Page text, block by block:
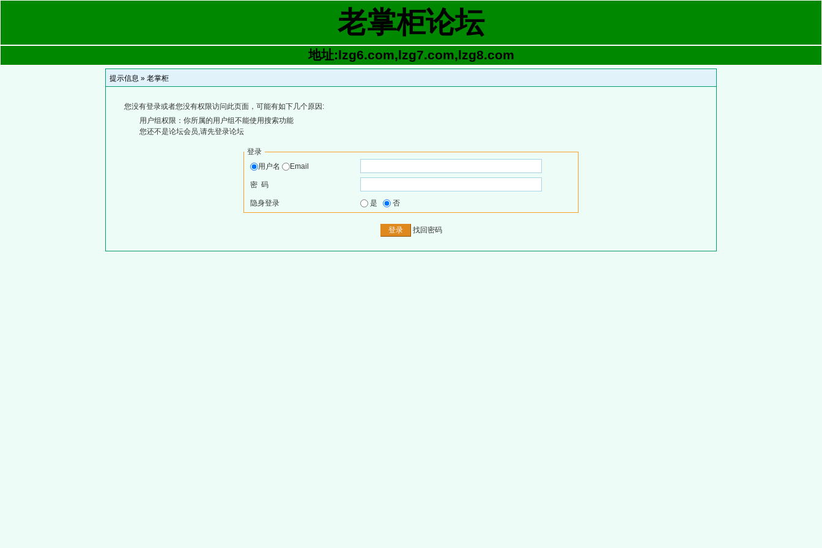
老掌柜论坛
地址:lzg6.com,lzg7.com,lzg8.com
提示信息 » 老掌柜
您没有登录或者您没有权限访问此页面，可能有如下几个原因:
用户组权限：你所属的用户组不能使用搜索功能
您还不是论坛会员,请先登录论坛
登录
用户名
Email
密 码
隐身登录 是 否
找回密码